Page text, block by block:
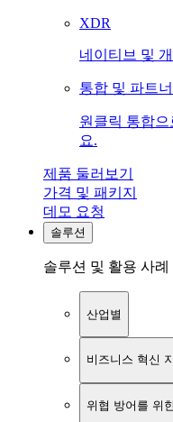
XDR
네이티브 및
통합 및 파트너
원클릭 통합으
요.
제품 둘러보기
가격 및 패키지
데모 요청
솔루션
솔루션 및 활용 사례
산업별
비즈니스 혁신
위협 방어를 위